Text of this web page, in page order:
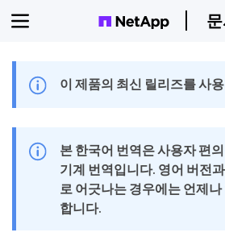
이 제품의 최신 릴리즈를 사
본 한국어 번역은 사용자 편
기계 번역입니다. 영어 버전
로 어긋나는 경우에는 언제
합니다.